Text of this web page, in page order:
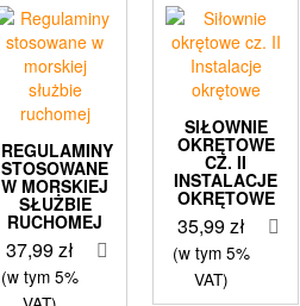
REGULAMINY
STOSOWANE
W MORSKIEJ
SŁUŻBIE
RUCHOMEJ
37,99zł
(w tym 5%
SIŁOWNIE
OKRĘTOWE
CZ. II
INSTALACJE
OKRĘTOWE
35,99zł
(w tym 5%
VAT)